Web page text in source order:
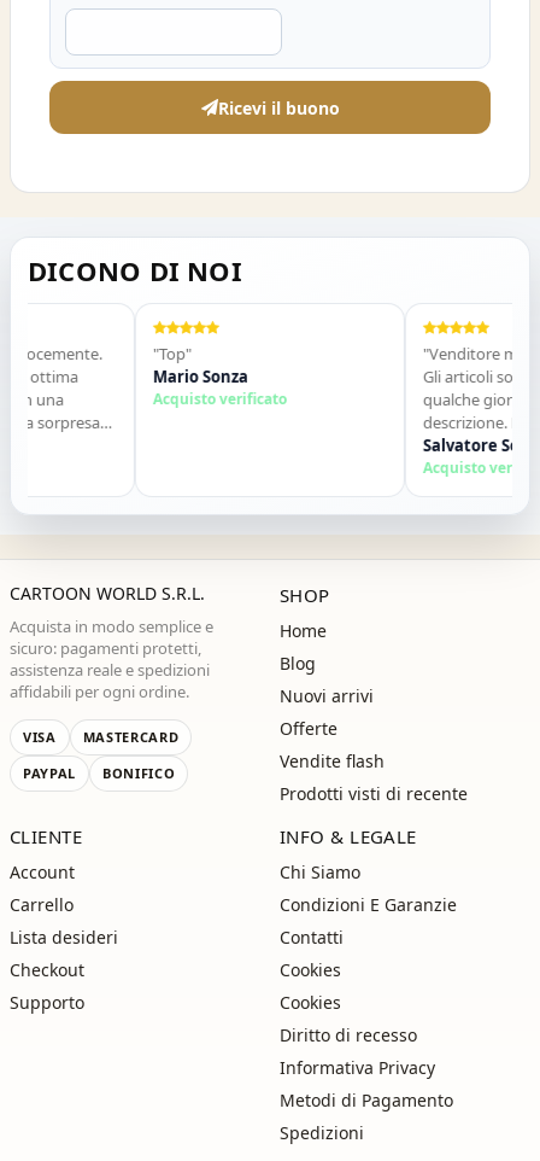
Ricevi il buono
DICONO DI NOI
"Top"
Mario Sonza
Acquisto verificato
"Venditore molto
Gli articoli sono
qualche giorno e
descrizione. Molto
contatti.
Salvatore Sorbo
Acquisto verificato
CARTOON WORLD S.R.L.
Acquista in modo semplice e
sicuro: pagamenti protetti,
assistenza reale e spedizioni
affidabili per ogni ordine.
VISA
MASTERCARD
PAYPAL
BONIFICO
SHOP
Home
Blog
Nuovi arrivi
Offerte
Vendite flash
Prodotti visti di recente
CLIENTE
Account
Carrello
Lista desideri
Checkout
Supporto
INFO & LEGALE
Chi Siamo
Condizioni E Garanzie
Contatti
Cookies
Cookies
Diritto di recesso
Informativa Privacy
Metodi di Pagamento
Spedizioni